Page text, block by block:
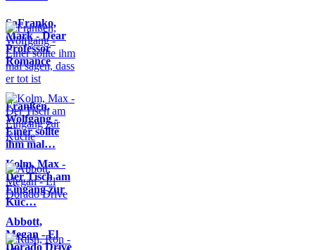
SaFranko,
Mark - Dear
Professor
Romance
Franßen,
Wolfgang -
Einer sollte
ihm mal…
Kolm, Max -
Der Tisch am
Eingang zur
Küc…
Abbott,
Megan - El
Dorado Drive